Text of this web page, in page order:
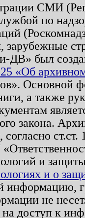
СМИ
по
зарубежные
ДВ» был
«Об
Основной
а также
закона.
согласно
и
и о
не
на доступ к